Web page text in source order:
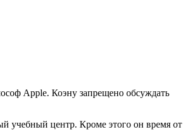
Apple. Коэну запрещено обсуждать
учебный центр. Кроме этого он время от